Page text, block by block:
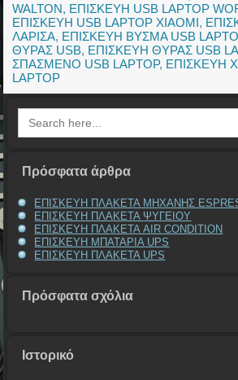
WALTON, ΕΠΙΣΚΕΥΗ USB LAPTOP
ΕΠΙΣΚΕΥΗ USB LAPTOP XIAOMI,
ΛΑΡΙΣΑ, ΕΠΙΣΚΕΥΗ ΒΥΣΜΑ USB
ΘΥΡΑΣ USB, ΕΠΙΣΚΕΥΗ ΘΥΡΑΣ USB
ΣΠΑΣΜΕΝΟ USB LAPTOP, ΕΠΙΣΚΕΥΗ
LAPTOP
Search
for:
Πρόσφατα άρθρα
ΕΠΙΣΚΕΥΗ ΠΛΑΚΕΤΑ ΜΗΧΑΝΗΣ
ΕΠΙΣΚΕΥΗ ΠΛΑΚΕΤΑ ΨΥΓΕΙΟΥ
ΕΠΙΣΚΕΥΗ ΠΛΑΚΕΤΑ AIR CONDITION
ΕΠΙΣΚΕΥΗ ΜΠΑΤΑΡΙΑ UPS
ΕΠΙΣΚΕΥΗ ΠΛΑΚΕΤΑ UPS
Πρόσφατα σχόλια
Ιστορικό